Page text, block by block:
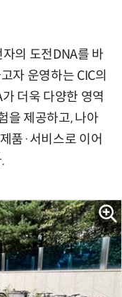
의 도전DNA를 바
자 운영하는 CIC의
더욱 다양한 영역
을 제공하고, 나아
품·서비스로 이어